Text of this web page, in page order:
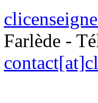
Farlède -